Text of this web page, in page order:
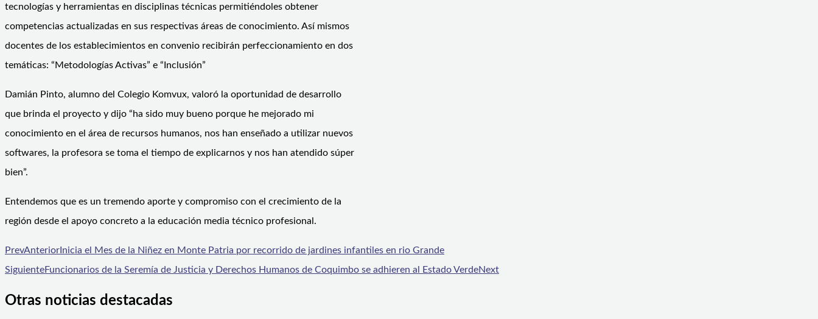
tecnologías y herramientas en disciplinas técnicas permitiéndoles obtener
competencias actualizadas en sus respectivas áreas de conocimiento. Así mismos
docentes de los establecimientos en convenio recibirán perfeccionamiento en dos
temáticas: “Metodologías Activas” e “Inclusión”
Damián Pinto, alumno del Colegio Komvux, valoró la oportunidad de desarrollo
que brinda el proyecto y dijo “ha sido muy bueno porque he mejorado mi
conocimiento en el área de recursos humanos, nos han enseñado a utilizar nuevos
softwares, la profesora se toma el tiempo de explicarnos y nos han atendido súper
bien”.
Entendemos que es un tremendo aporte y compromiso con el crecimiento de la
región desde el apoyo concreto a la educación media técnico profesional.
PrevAnterior Inicia el Mes de la Niñez en Monte Patria por recorrido de jardines infantiles en rio Grande
SiguienteFuncionarios de la Seremía de Justicia y Derechos Humanos de Coquimbo se adhieren al Estado VerdeNext
Otras noticias destacadas